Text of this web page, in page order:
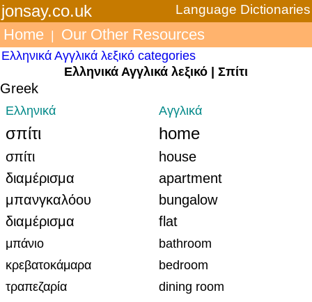
jonsay.co.uk Language Dictionaries
Home Our Other Resources
Ελληνικά Αγγλικά λεξικό categories
Ελληνικά Αγγλικά λεξικό | Σπίτι
Greek
Ελληνικά Αγγλικά
σπίτι home
σπίτι
house
διαμέρισμα
apartment
μπανγκαλόου
bungalow
διαμέρισμα
flat
μπάνιο
bathroom
κρεβατοκάμαρα
bedroom
τραπεζαρία
dining room